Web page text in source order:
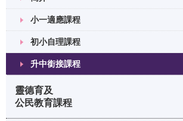
小一適應課程
初小自理課程
升中銜接課程
靈德育及
公民教育課程